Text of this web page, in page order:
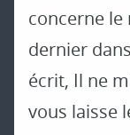
concerne le
dernier
écrit, Il ne
vous laisse